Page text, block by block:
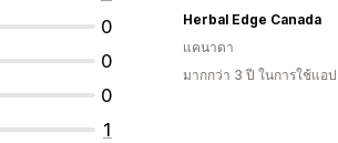
0
0
0
1
Herbal Edge Canada
แคนาดา
มากกว่า 3 ปี ในการใช้แอป